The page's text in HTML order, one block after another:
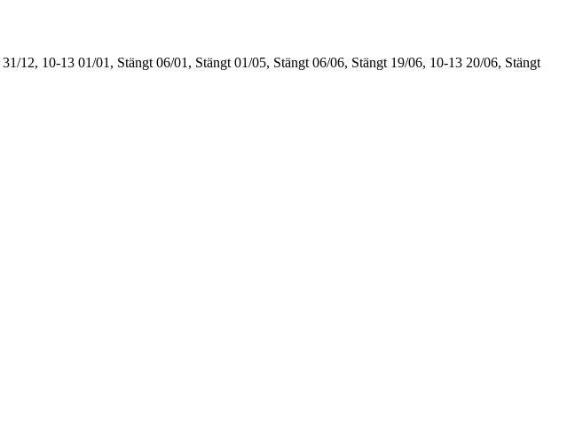
31/12, 10-13 01/01, Stängt 06/01, Stängt 01/05, Stängt 06/06, Stängt 19/06, 10-13 20/06, Stängt